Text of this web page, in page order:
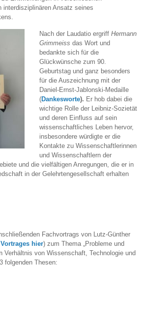
interdisziplinären Ansatz seines
Nach der Laudatio ergriffHermann
Grimmeiss das Wort und
bedankte sich für die
Glückwünsche zum 90.
Geburtstag und ganz besonders
für die Auszeichnung mit der
Daniel-Ernst-Jablonski-Medaille
(Dankesworte). Er hob dabei die
wichtige Rolle der Leibniz-Sozietät
und deren Einfluss auf sein
wissenschaftliches Leben hervor,
insbesondere würdigte er die
Kontakte zu Wissenschaftlerinnen
und Wissenschaftlern der
und die vielfältigen Anregungen, die er in
in der Gelehrtengesellschaft erhalten
Fachvortrags von Lutz-Günther
hier) zum Thema „Probleme und
Verhältnis von Wissenschaft, Technologie und
folgenden Thesen: